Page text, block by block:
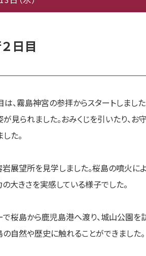
日目
、霧島神宮の参拝からスタートしまし
見られました。おみくじを引いたり、
た。
岩展望所を見学しました。桜島の噴火
大きさを実感している様子でした。
で桜島から鹿児島港へ渡り、城山公園を
の自然や歴史に触れることができました。